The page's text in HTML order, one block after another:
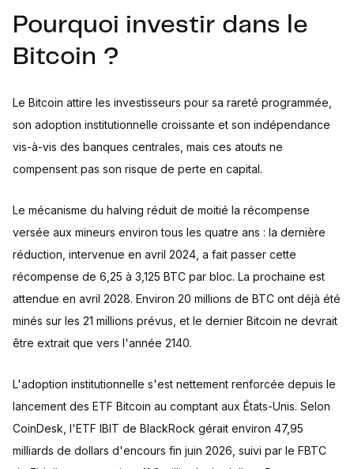
Pourquoi investir dans le
Bitcoin ?
Le Bitcoin attire les investisseurs pour sa rareté programmée,
son adoption institutionnelle croissante et son indépendance
vis-à-vis des banques centrales, mais ces atouts ne
compensent pas son risque de perte en capital.
Le mécanisme du halving réduit de moitié la récompense
versée aux mineurs environ tous les quatre ans : la dernière
réduction, intervenue en avril 2024, a fait passer cette
récompense de 6,25 à 3,125 BTC par bloc. La prochaine est
attendue en avril 2028. Environ 20 millions de BTC ont déjà été
minés sur les 21 millions prévus, et le dernier Bitcoin ne devrait
être extrait que vers l'année 2140.
L'adoption institutionnelle s'est nettement renforcée depuis le
lancement des ETF Bitcoin au comptant aux États-Unis. Selon
CoinDesk, l'ETF IBIT de BlackRock gérait environ 47,95
milliards de dollars d'encours fin juin 2026, suivi par le FBTC